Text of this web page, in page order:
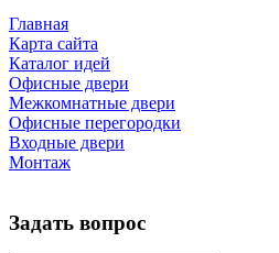
Главная
Карта сайта
Каталог идей
Офисные двери
Межкомнатные двери
Офисные перегородки
Входные двери
Монтаж
Задать вопрос